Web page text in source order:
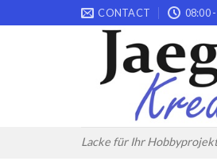
to
CONTACT 08:00
Lacke für Ihr